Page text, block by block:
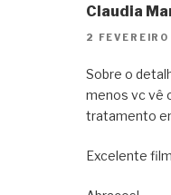
Claudia
2
Sobre o
menos vc vê
tratamento
Excelente